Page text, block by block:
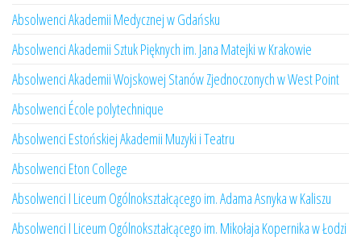
Absolwenci Akademii Medycznej w Gdańsku
Absolwenci Akademii Sztuk Pięknych im. Jana Matejki w Krakowie
Absolwenci Akademii Wojskowej Stanów Zjednoczonych w West Point
Absolwenci École polytechnique
Absolwenci Estońskiej Akademii Muzyki i Teatru
Absolwenci Eton College
Absolwenci I Liceum Ogólnokształcącego im. Adama Asnyka w Kaliszu
Absolwenci I Liceum Ogólnokształcącego im. Mikołaja Kopernika w Łodzi